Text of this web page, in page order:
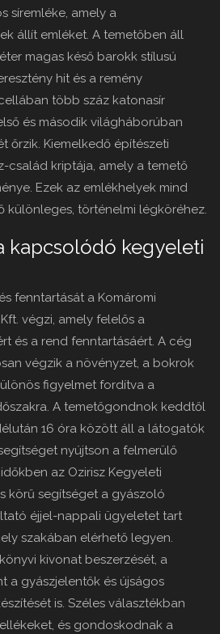
síremléke, amely a
állít emléket. A temetőben áll
magas késő barokk stílusú
hit és a remény
több száz katonasír
és második világháborúban
őrzik. Kiemelkedő építészeti
család kriptája, amely a temető
Ezek az emlékhelyek mind
különleges, történelmi légköréhez.
kapcsolódó kegyeleti
fenntartását a Komáromi
végzi, amely felelős a
és a rend fenntartásáért. A cég
végzik a növényzet, a bokrok
figyelmet fordítva a
A temetőgondnok keddtől
16 óra között áll a látogatók
nyújtson a felmerülő
az Ozirisz Kegyeleti
körű segítséget a gyászoló
éjjel-nappali ügyeletet tart
szakában elérhető legyen.
kivonat beszerzését, a
a gyászjelentők és újságos
is. Széles választékban
és gondoskodnak a